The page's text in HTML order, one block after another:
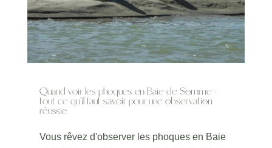
Quand voir les phoques en Baie de Somme :
tout ce qu’il faut savoir pour une observation
réussie
Vous rêvez d'observer les phoques en Baie